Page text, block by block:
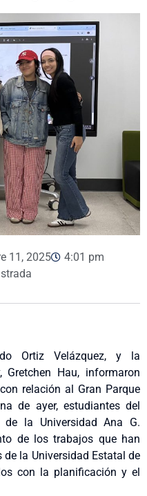
11, 2025
4:01 pm
Ortiz Velázquez, y la
Gretchen Hau, informaron
relación al Gran Parque
de ayer, estudiantes del
de la Universidad Ana G.
de los trabajos que han
la Universidad Estatal de
con la planificación y el